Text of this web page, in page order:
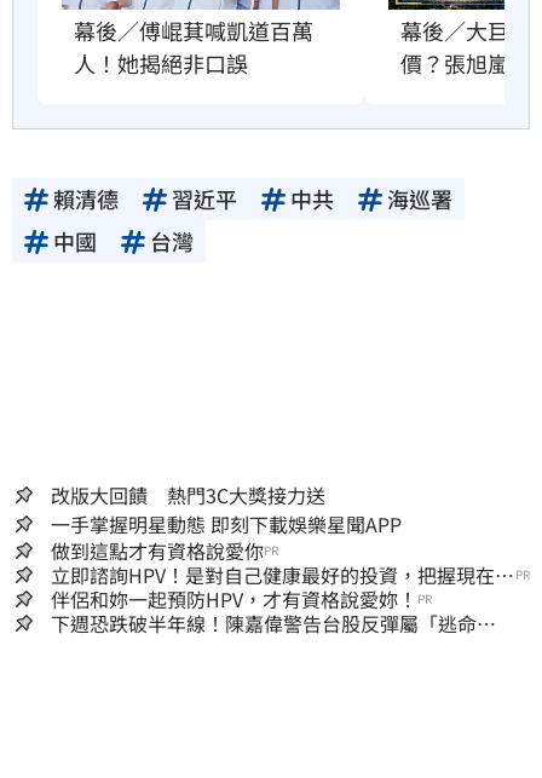
幕後／傅崐萁喊凱道百萬
人！她揭絕非口誤
幕後／大巨蛋
價？張旭嵐這
賴清德 習近平 中共
海巡署
中國
台灣
改版大回饋 熱門3C大獎接力送
一手掌握明星動態 即刻下載娛樂星聞APP
做到這點才有資格說愛你PR
立即諮詢HPV！是對自己健康最好的投資，把握現在不
嫌晚！
PR
伴侶和妳一起預防HPV，才有資格說愛妳！ PR
下週恐跌破半年線！陳嘉偉警告台股反彈屬「逃命